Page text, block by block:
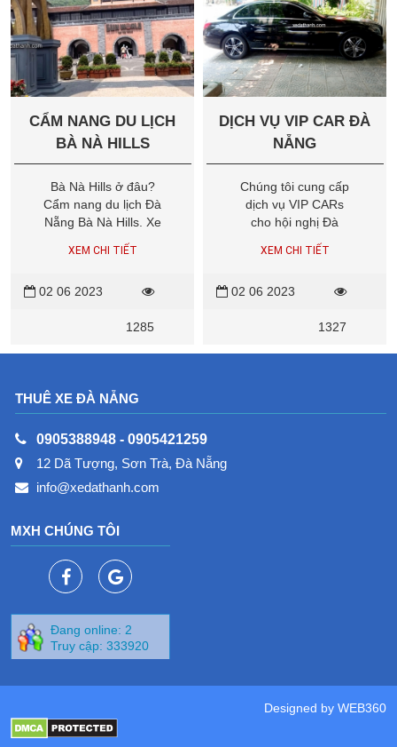
Sơn Đà Nẵng,...
CẨM NANG DU LỊCH
BÀ NÀ HILLS
Bà Nà Hills ở đâu?
Cẩm nang du lịch Đà
Nẵng Bà Nà Hills. Xe
du lịch Đà Nẵng đi Bà
Nà Núi Chúa.
XEM CHI TIẾT
02 06 2023
1285
DỊCH VỤ VIP CAR ĐÀ
NẴNG
Chúng tôi cung cấp
dịch vụ VIP CARs
cho hội nghị Đà
Nẵng, xe đón tiễn
sân bay, du lịch, xe
một công ty cho thuê
Đà Nẵng, đặc biệt là
XEM CHI TIẾT
02 06 2023
1327
THUÊ XE ĐÀ NẴNG
0905388948 - 0905421259
12 Dã Tượng, Sơn Trà, Đà Nẵng
info@xedathanh.com
MXH CHÚNG TÔI
Đang online: 2
Truy cập: 333920
Designed by WEB360